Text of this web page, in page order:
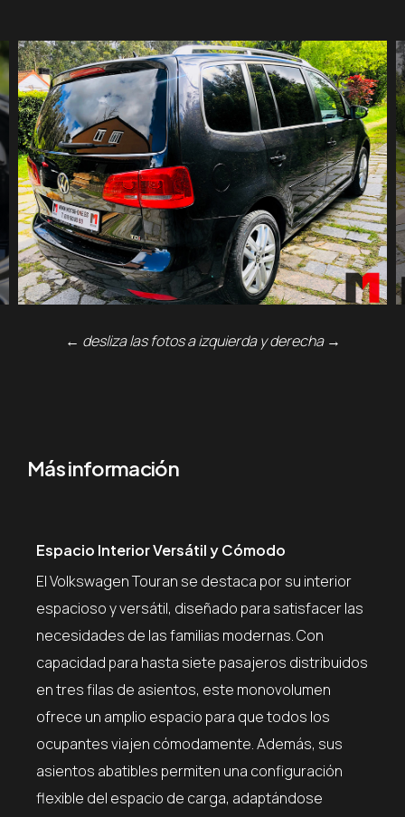
← desliza las fotos a izquierda y derecha→
Más información
Espacio Interior Versátil y Cómodo
El Volkswagen Touran se destaca por su interior
espacioso y versátil, diseñado para satisfacer las
necesidades de las familias modernas. Con
capacidad para hasta siete pasajeros distribuidos
en tres filas de asientos, este monovolumen
ofrece un amplio espacio para que todos los
ocupantes viajen cómodamente. Además, sus
asientos abatibles permiten una configuración
flexible del espacio de carga, adaptándose